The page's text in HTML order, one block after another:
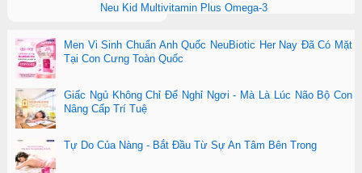
Neu Kid Multivitamin Plus Omega-3
Men Vi Sinh Chuẩn Anh Quốc NeuBiotic Her Nay Đã Có Mặt
Tại Con Cưng Toàn Quốc
Giấc Ngủ Không Chỉ Để Nghỉ Ngơi - Mà Là Lúc Não Bộ Con
Nâng Cấp Trí Tuệ
Tự Do Của Nàng - Bắt Đầu Từ Sự An Tâm Bên Trong